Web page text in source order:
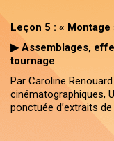
Leçon 5 : « Montage
▶ Assemblages,
tournage
Par Caroline
cinématographiques,
ponctuée d’extraits